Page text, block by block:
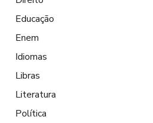
Educação
Enem
Idiomas
Libras
Literatura
Política